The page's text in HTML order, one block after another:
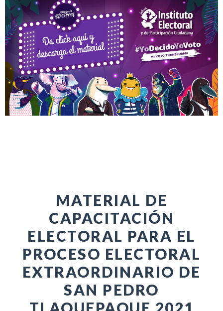
MATERIAL DE
CAPACITACIÓN
ELECTORAL PARA EL
PROCESO ELECTORAL
EXTRAORDINARIO DE
SAN PEDRO